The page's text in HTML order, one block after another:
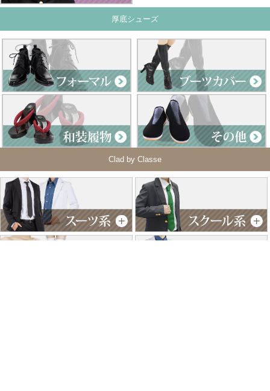
厚底シューズ
Clad by Classe